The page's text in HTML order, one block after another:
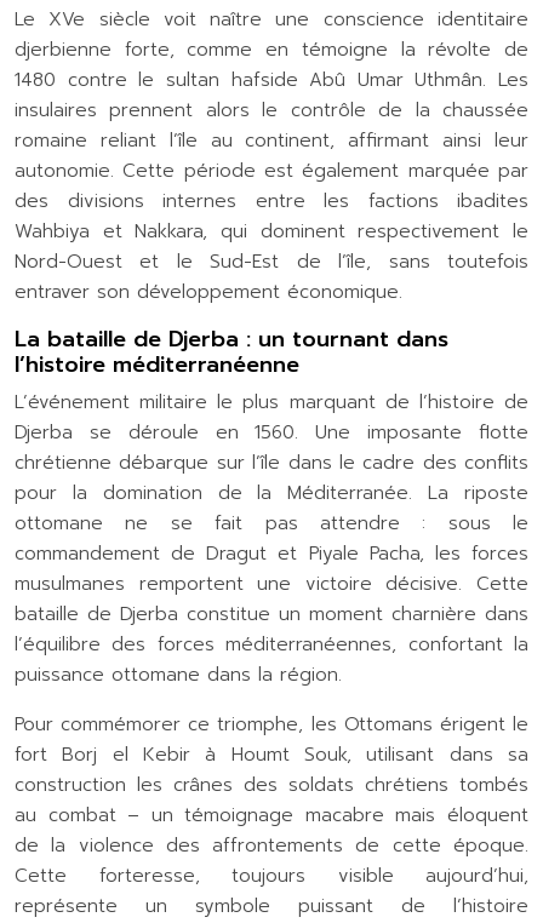
Le XVe siècle voit naître une conscience identitaire
djerbienne forte, comme en témoigne la révolte de
1480 contre le sultan hafside Abû Umar Uthmân. Les
insulaires prennent alors le contrôle de la chaussée
romaine reliant l’île au continent, affirmant ainsi leur
autonomie. Cette période est également marquée par
des divisions internes entre les factions ibadites
Wahbiya et Nakkara, qui dominent respectivement le
Nord-Ouest et le Sud-Est de l’île, sans toutefois
entraver son développement économique.
La bataille de Djerba : un tournant dans
l’histoire méditerranéenne
L’événement militaire le plus marquant de l’histoire de
Djerba se déroule en 1560. Une imposante flotte
chrétienne débarque sur l’île dans le cadre des conflits
pour la domination de la Méditerranée. La riposte
ottomane ne se fait pas attendre : sous le
commandement de Dragut et Piyale Pacha, les forces
musulmanes remportent une victoire décisive. Cette
bataille de Djerba constitue un moment charnière dans
l’équilibre des forces méditerranéennes, confortant la
puissance ottomane dans la région.
Pour commémorer ce triomphe, les Ottomans érigent le
fort Borj el Kebir à Houmt Souk, utilisant dans sa
construction les crânes des soldats chrétiens tombés
au combat – un témoignage macabre mais éloquent
de la violence des affrontements de cette époque.
Cette forteresse, toujours visible aujourd’hui,
représente un symbole puissant de l’histoire